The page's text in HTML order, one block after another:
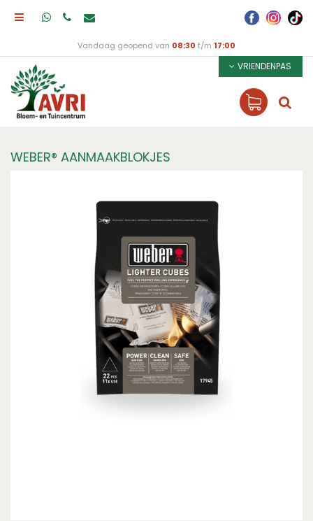
Vandaag geopend van 08:30 t/m 17:00
VRIENDENPAS
WEBER® AANMAAKBLOKJES